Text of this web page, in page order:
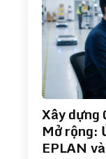
Xây
Mở rộng:
EPLAN